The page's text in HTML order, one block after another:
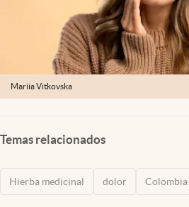
Mariia Vitkovska
Temas relacionados
Hierba medicinal dolor Colombia